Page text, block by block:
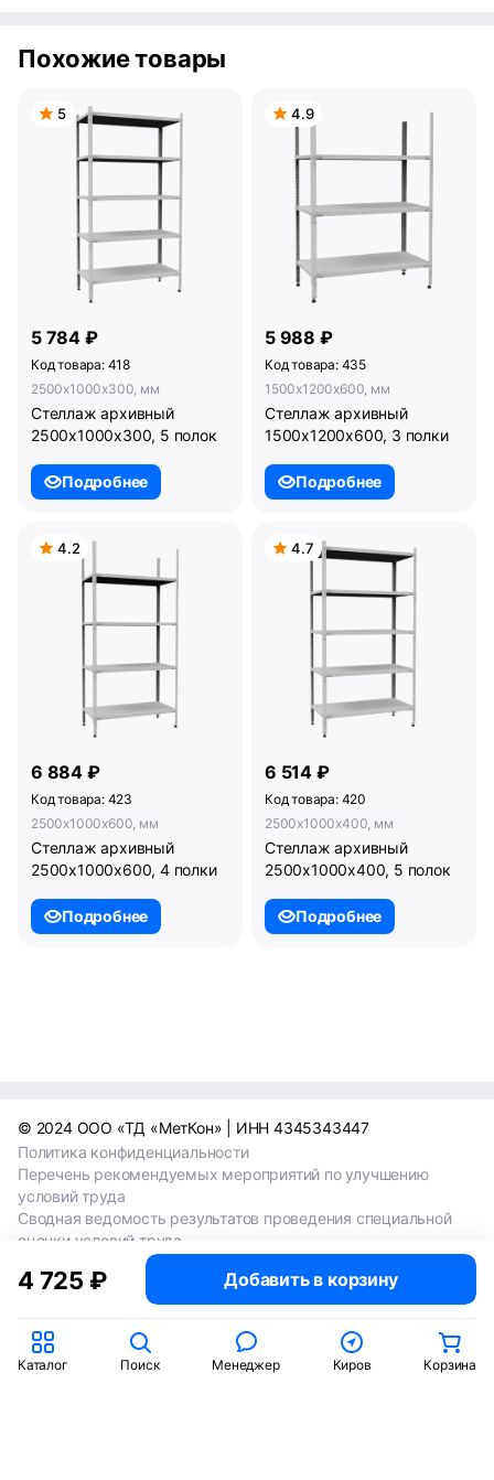
4 725 ₽ Добавить в корзину
Похожие товары
5
5 784 ₽
Код товара: 418
2500x1000x300, мм
Стеллаж архивный
2500х1000х300, 5 полок
Подробнее
4.9
5 988 ₽
Код товара: 435
1500x1200x600, мм
Стеллаж архивный
1500х1200х600, 3 полки
Подробнее
4.2
6 884 ₽
Код товара: 423
2500x1000x600, мм
Стеллаж архивный
2500х1000х600, 4 полки
Подробнее
4.7
6 514 ₽
Код товара: 420
2500x1000x400, мм
Стеллаж архивный
2500х1000х400, 5 полок
Подробнее
© 2024 ООО «ТД «МетКон» | ИНН 4345343447
Политика конфиденциальности
Перечень рекомендуемых мероприятий по улучшению
условий труда
Сводная ведомость результатов проведения специальной
оценки условий труда
Сводная ведомость результатов проведения специальной
оценки условий труда 2024
Сводная ведомость результатов проведения специальной
оценки условий труда 2025
Каталог Поиск Менеджер Киров Корзина